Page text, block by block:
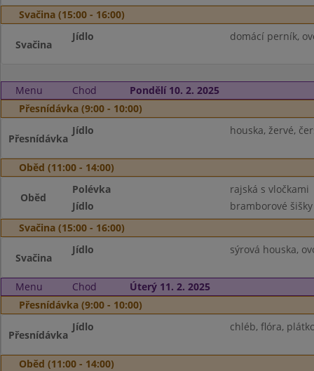
Svačina (15:00 - 16:00)
Svačina
Jídlo domácí perník,
Menu Chod
Pondělí 10. 2. 2025
Přesnídávka (9:00 - 10:00)
Přesnídávka
Jídlo houska, žervé,
Oběd (11:00 - 14:00)
Oběd
Polévka
rajská s vločkami
Jídlo
bramborové
Svačina (15:00 - 16:00)
Svačina
Jídlo sýrová houska,
Menu Chod
Úterý 11. 2. 2025
Přesnídávka (9:00 - 10:00)
Přesnídávka
Jídlo chléb, flóra,
Oběd (11:00 - 14:00)